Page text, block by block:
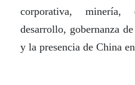
corporativa, minería,
desarrollo, gobernanza
y la presencia de China